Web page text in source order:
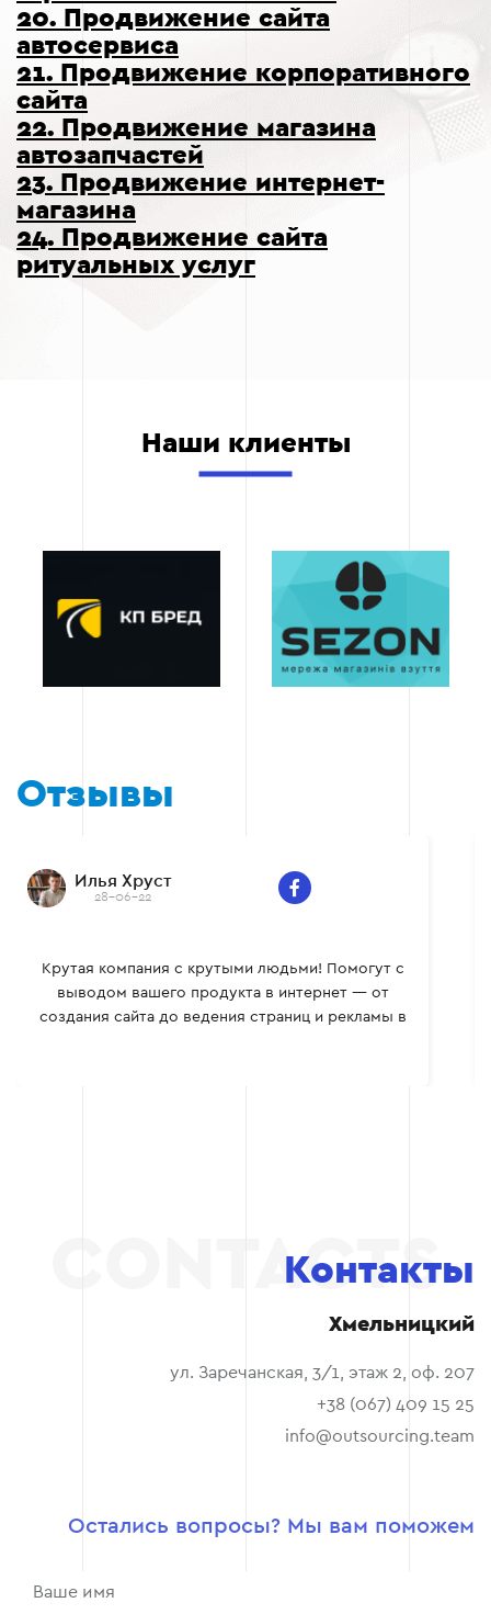
20. Продвижение сайта
автосервиса
21. Продвижение корпоративного
сайта
22. Продвижение магазина
автозапчастей
23. Продвижение интернет-
магазина
24. Продвижение сайта
ритуальных услуг
Наши клиенты
Отзывы
Илья Хруст
28-06-22
Крутая компания с крутыми людьми! Помогут с
выводом вашего продукта в интернет — от
создания сайта до ведения страниц и рекламы в
Контакты
Хмельницкий
ул. Заречанская, 3/1, этаж 2, оф. 207
+38 (067) 409 15 25
info@outsourcing.team
Остались вопросы? Мы вам поможем